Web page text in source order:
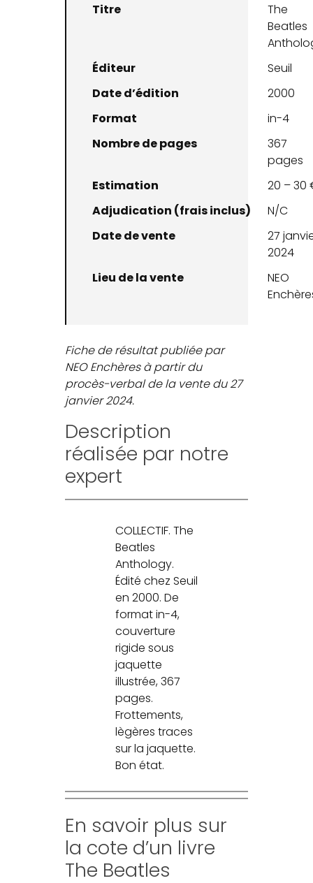
Titre
The
Beatles
Éditeur
Seuil
Date d’édition
2000
Format
in-4
Nombre de pages
367
pages
Estimation
20 – 30
Adjudication (frais inclus)
N/C
Date de vente
27
2024
Lieu de la vente
NEO
Fiche de résultat publiée par
NEO Enchères à partir du
procès-verbal de la vente du 27
janvier 2024.
Description
réalisée par notre
expert
COLLECTIF. The
Beatles
Anthology.
Édité chez Seuil
en 2000. De
format in-4,
couverture
rigide sous
jaquette
illustrée, 367
pages.
Frottements,
lègères traces
sur la jaquette.
Bon état.
En savoir plus sur
la cote d’un livre
The Beatles